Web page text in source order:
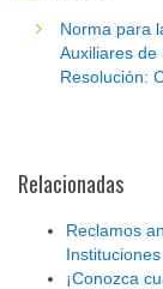
Norma para
Auxiliares de
Resolución:
Relacionadas
Reclamos
¡Conozca